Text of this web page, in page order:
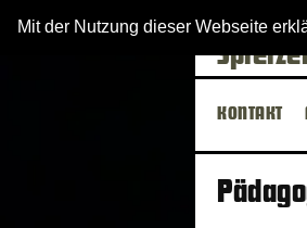
Mit der Nutzung dieser Webseite
KONTAKT